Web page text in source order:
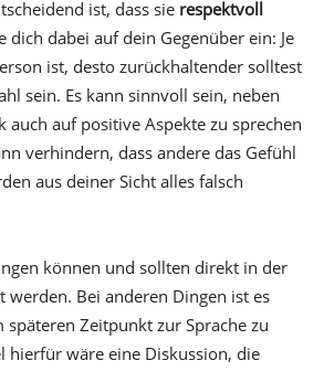
ist, dass sie respektvoll
dich dabei auf dein Gegenüber ein: Je
ist, desto zurückhaltender solltest
sein. Es kann sinnvoll sein, neben
auch auf positive Aspekte zu sprechen
verhindern, dass andere das Gefühl
aus deiner Sicht alles falsch
können und sollten direkt in der
werden. Bei anderen Dingen ist es
späteren Zeitpunkt zur Sprache zu
hierfür wäre eine Diskussion, die